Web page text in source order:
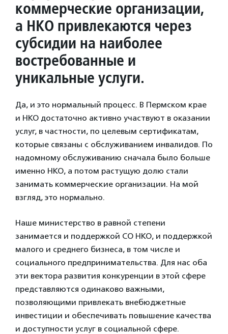
коммерческие организации,
а НКО привлекаются через
субсидии на наиболее
востребованные и
уникальные услуги.
Да, и это нормальный процесс. В Пермском крае
и НКО достаточно активно участвуют в оказании
услуг, в частности, по целевым сертификатам,
которые связаны с обслуживанием инвалидов. По
надомному обслуживанию сначала было больше
именно НКО, а потом растущую долю стали
занимать коммерческие организации. На мой
взгляд, это нормально.
Наше министерство в равной степени
занимается и поддержкой СО НКО, и поддержкой
малого и среднего бизнеса, в том числе и
социального предпринимательства. Для нас оба
эти вектора развития конкуренции в этой сфере
представляются одинаково важными,
позволяющими привлекать внебюджетные
инвестиции и обеспечивать повышение качества
и доступности услуг в социальной сфере.